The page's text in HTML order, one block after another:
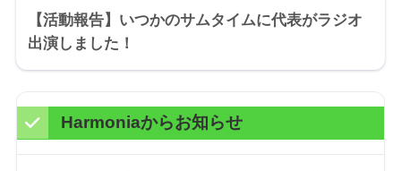
【活動報告】いつかのサムタイムに代表がラジオ
出演しました！
Harmoniaからお知らせ